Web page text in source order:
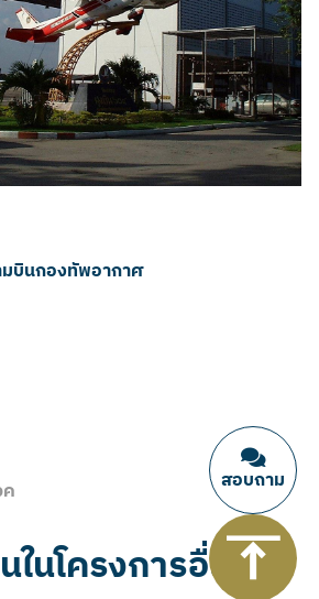
สอบถาม
มบินกองทัพอากาศ
ในโครงการอื่นๆ